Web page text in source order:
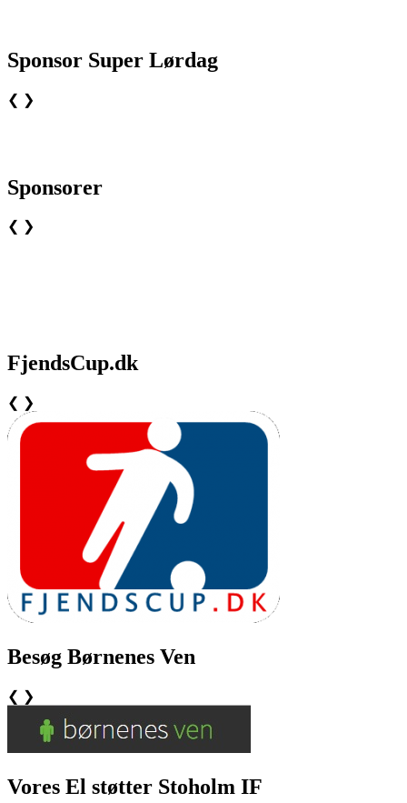
Sponsor Super Lørdag
❮ ❯
Sponsorer
❮ ❯
FjendsCup.dk
❮ ❯
Besøg Børnenes Ven
❮ ❯
Vores El støtter Stoholm IF